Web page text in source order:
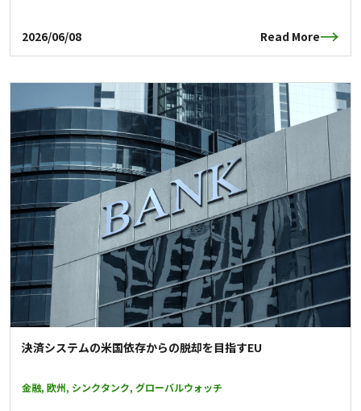
2026/06/08 Read More
決済システムの米国依存からの脱却を目指すEU
金融, 欧州, シンクタンク, グローバルウォッチ